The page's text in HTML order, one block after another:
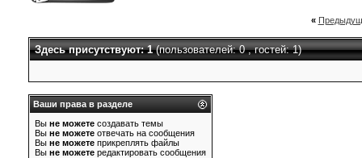
«
Здесь присутствуют: 1(пользователей: 0 , гостей: 1)
Ваши права в разделе
Вы не можете создавать темы
Вы не можете отвечать на сообщения
Вы не можете прикреплять файлы
Вы не можете редактировать сообщения